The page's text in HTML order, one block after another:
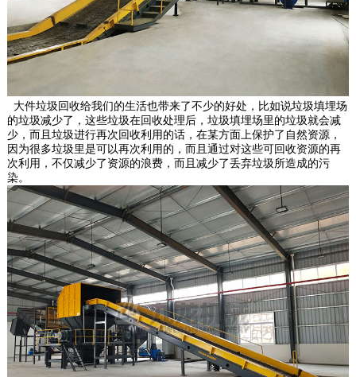
大件垃圾回收给我们的生活也带来了不少的好处，比如说垃圾填埋场
的垃圾减少了，这些垃圾在回收处理后，垃圾填埋场里的垃圾就会减
少，而且垃圾进行再次回收利用的话，在某方面上保护了自然资源，
因为很多垃圾里是可以再次利用的，而且通过对这些可回收资源的再
次利用，不仅减少了资源的浪费，而且减少了丢弃垃圾所造成的污
染。